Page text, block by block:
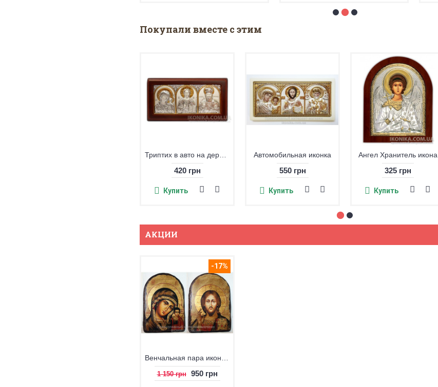
Покупали вместе с этим
Триптих в авто на дереве
420 грн
Купить
Автомобильная иконка
550 грн
Купить
Ангел Хранитель икона
325 грн
Купить
АКЦИИ
-17%
1 150 грн 950 грн